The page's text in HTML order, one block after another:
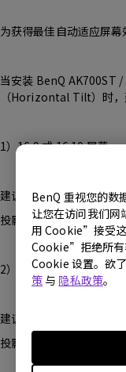
BenQ 重视您的数
让您在访问我们
用 Cookie”接受
Cookie”拒绝所有
Cookie 设置。欲
策 与 隐私政策。
为获得最佳自动适应屏幕
当安装 BenQ AK700ST
（Horizontal Tilt）时，
1）16:9 或 16:10 屏幕
建议投影角度控制在 10°
投影机与屏幕距离建议
2）4:3 或 1:1 屏幕
建议投影角度控制在 20°
投影机与屏幕距离建议不